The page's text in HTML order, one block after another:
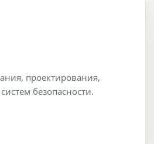
проектирования,
безопасности.